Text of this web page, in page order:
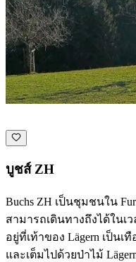
บูชส์ ZH
Buchs ZH เป็นชุมชนใน
สามารถเดินทางถึงได้ในเว
อยู่ที่เท้าของ Lägern เป็น
และเต็มไปด้วยป่าไม้